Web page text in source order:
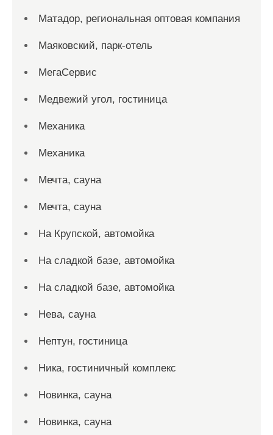
Матадор, региональная оптовая компания
Маяковский, парк-отель
МегаСервис
Медвежий угол, гостиница
Механика
Механика
Мечта, сауна
Мечта, сауна
На Крупской, автомойка
На сладкой базе, автомойка
На сладкой базе, автомойка
Нева, сауна
Нептун, гостиница
Ника, гостиничный комплекс
Новинка, сауна
Новинка, сауна